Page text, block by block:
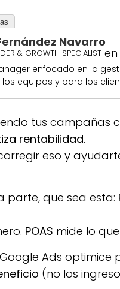
Navarro
& GROWTH SPECIALIST
enfocado en la
equipos y para los
tus campañas
rentabilidad.
corregir eso y
parte, que sea esta:
POAS mide lo
Ads optimice
(no los